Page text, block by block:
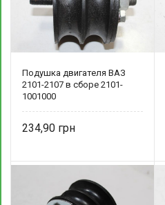
Подушка двигателя ВАЗ
2101-2107 в сборе 2101-
1001000
234,90